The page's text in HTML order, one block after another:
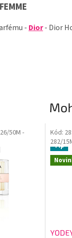
-Dior- Dior
50M-
Tip
Kód:
282/